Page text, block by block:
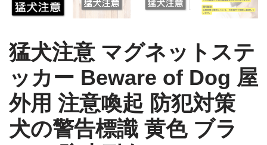
猛犬注意 マグネットステ
ッカー Beware of Dog 屋
外用 注意喚起 防犯対策
犬の警告標識 黄色 ブラ